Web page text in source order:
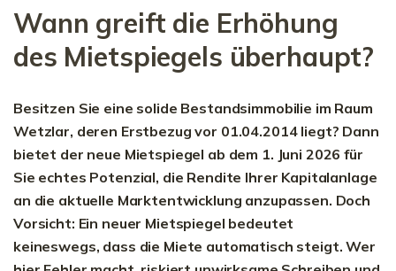
Wann greift die Erhöhung
des Mietspiegels überhaupt?
Besitzen Sie eine solide Bestandsimmobilie im Raum
Wetzlar, deren Erstbezug vor 01.04.2014 liegt? Dann
bietet der neue Mietspiegel ab dem 1. Juni 2026 für
Sie echtes Potenzial, die Rendite Ihrer Kapitalanlage
an die aktuelle Marktentwicklung anzupassen. Doch
Vorsicht: Ein neuer Mietspiegel bedeutet
keineswegs, dass die Miete automatisch steigt. Wer